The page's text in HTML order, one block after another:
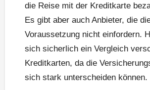
die Reise mit der Kreditkarte
Es gibt aber auch Anbieter, die
Voraussetzung nicht einfordern.
sich sicherlich ein Vergleich
Kreditkarten, da die
sich stark unterscheiden können.